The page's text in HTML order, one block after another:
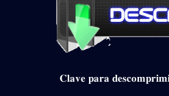
𝐂𝐥𝐚𝐯𝐞 𝐩𝐚𝐫𝐚